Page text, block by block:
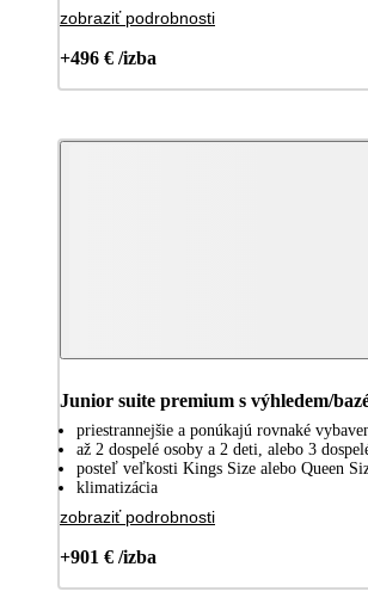
zobraziť podrobnosti
+496 € /izba
Junior suite premium s výhledem/
priestrannejšie a ponúkajú rovnaké
až 2 dospelé osoby a 2 deti, alebo 3
posteľ veľkosti Kings Size alebo Queen
klimatizácia
zobraziť podrobnosti
+901 € /izba